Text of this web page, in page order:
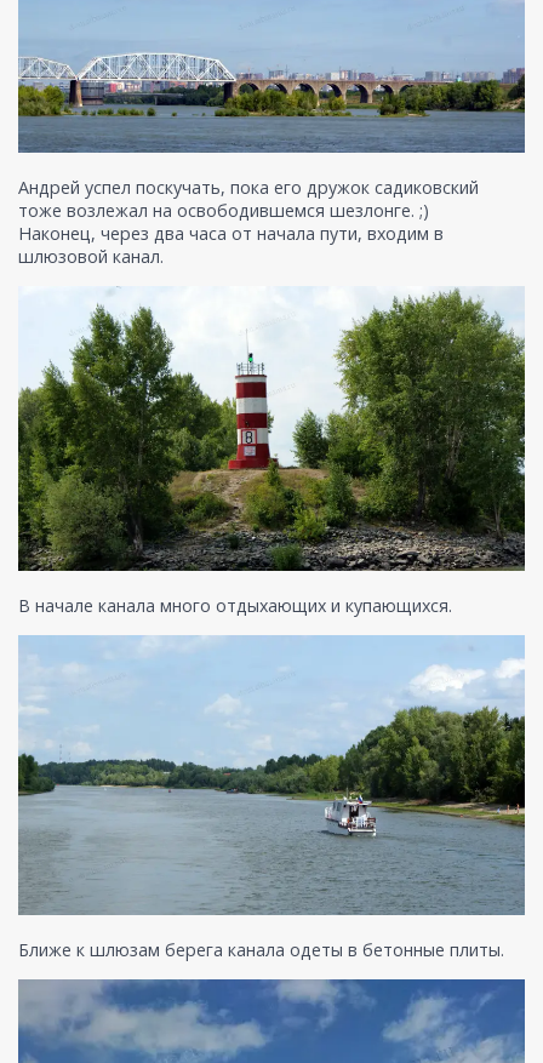
Андрей успел поскучать, пока его дружок садиковский
тоже возлежал на освободившемся шезлонге. ;)
Наконец, через два часа от начала пути, входим в
шлюзовой канал.
В начале канала много отдыхающих и купающихся.
Ближе к шлюзам берега канала одеты в бетонные плиты.